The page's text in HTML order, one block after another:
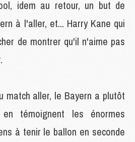
idem au retour, un but de
à l'aller, et... Harry Kane qui
de montrer qu'il n'aime pas
match aller, le Bayern a plutôt
témoignent les énormes
à tenir le ballon en seconde